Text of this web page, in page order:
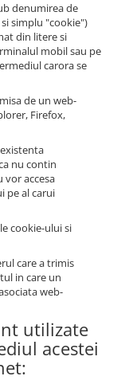
denumirea de
simplu "cookie")
din litere si
mobil sau pe
carora se
de un web-
Firefox,
nu contin
vor accesa
pe al carui
cookie-ului si
care a trimis
in care un
web-
utilizate
acestei